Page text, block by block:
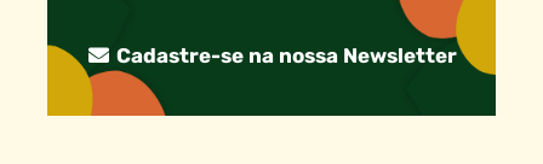
Cadastre-se na nossa Newsletter